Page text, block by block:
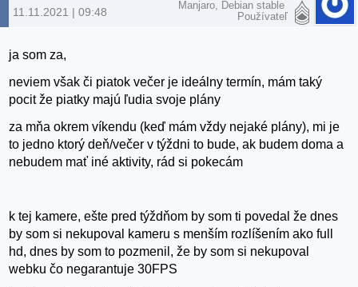
11.11.2021 | 09:48
Manjaro, Debian stable
Používateľ
ja som za,
neviem však či piatok večer je ideálny termín, mám taký
pocit že piatky majú ľudia svoje plány
za mňa okrem víkendu (keď mám vždy nejaké plány), mi je
to jedno ktorý deň/večer v týždni to bude, ak budem doma a
nebudem mať iné aktivity, rád si pokecám
k tej kamere, ešte pred týždňom by som ti povedal že dnes
by som si nekupoval kameru s menším rozlíšením ako full
hd, dnes by som to pozmenil, že by som si nekupoval
webku čo negarantuje 30FPS